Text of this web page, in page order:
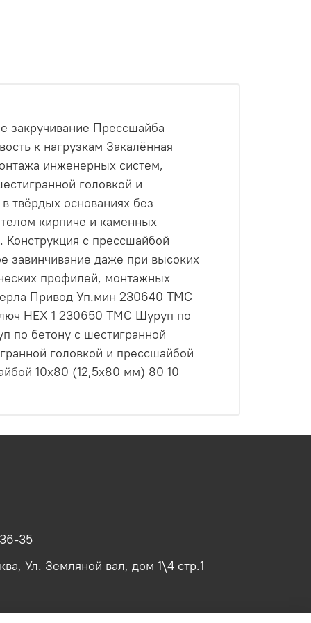
закручивание Прессшайба
к нагрузкам Закалённая
инженерных систем,
головкой и
твёрдых основаниях без
кирпиче и каменных
с прессшайбой
завинчивание даже при высоких
профилей, монтажных
Привод Уп.мин 230640 ТМС
HEX 1 230650 ТМС Шуруп по
по бетону с шестигранной
головкой и прессшайбой
10х80 (12,5х80 мм) 80 10
35
Ул. Земляной вал, дом 1\4 стр.1